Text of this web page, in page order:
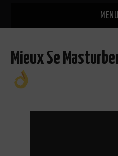
MENU
A PROPOS
CADEAU
Mieux Se